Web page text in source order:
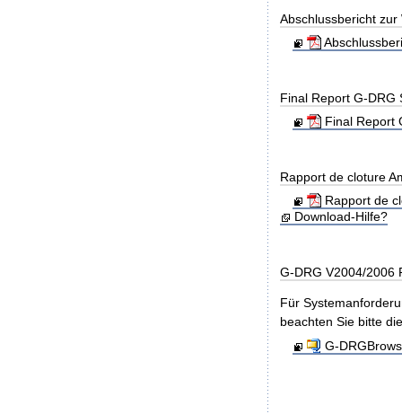
Abschlussbericht
Final Report G-DRG
Final Report
Rapport de cloture
Rapport de
Download-Hilfe?
G-DRG V2004/2006
Für
beachten Sie bitte
G-